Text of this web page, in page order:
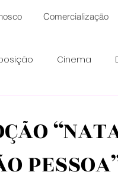
Comercialização
Cinema